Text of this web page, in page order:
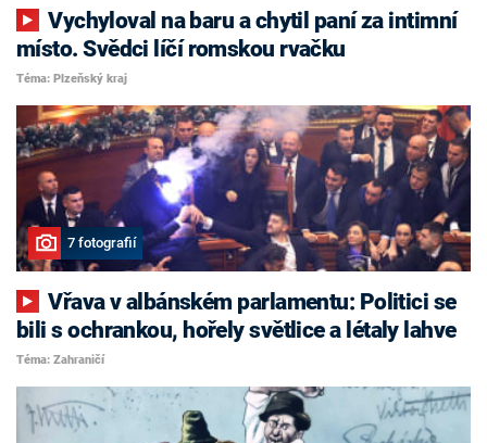
Vychyloval na baru a chytil paní za intimní
místo. Svědci líčí romskou rvačku
Téma: Plzeňský kraj
7 fotografií
Vřava v albánském parlamentu: Politici se
bili s ochrankou, hořely světlice a létaly lahve
Téma: Zahraničí